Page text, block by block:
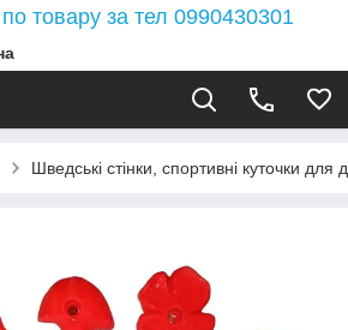
по товару за тел 0990430301
Шведські стінки, спортивні куточки для